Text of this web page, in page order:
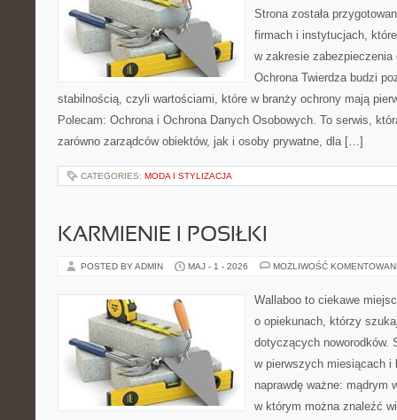
Strona została
firmach i instytucjach,
w zakresie
Ochrona Twierdza budzi
stabilnością, czyli wartościami, które w branży ochrony mają
Polecam: Ochrona i Ochrona Danych Osobowych. To serwis,
zarówno zarządców obiektów, jak i osoby prywatne, dla […]
CATEGORIES: MODA I STYLIZACJA
KARMIENIE I POSIŁKI
POSTED BY ADMIN MAJ - 1 - 2026 MOŻLIWOŚĆ
Wallaboo to ciekawe
o opiekunach, którzy
dotyczących noworodków.
w pierwszych miesiącach
naprawdę ważne: mądrym
w którym można znaleźć